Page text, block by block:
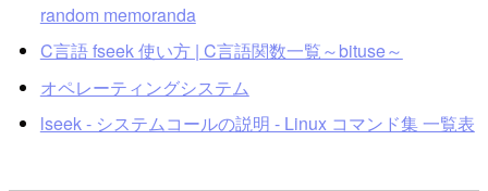
random memoranda
C言語 fseek 使い方 | C言語関数一覧～bituse～
オペレーティングシステム
lseek - システムコールの説明 - Linux コマンド集 一覧表